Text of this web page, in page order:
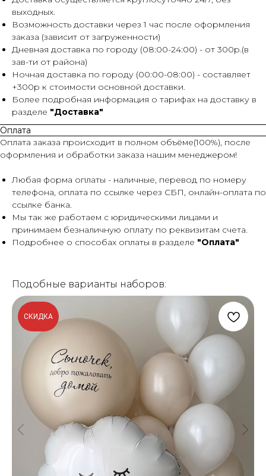
выходных.
Возможность доставки через 1 час после оформления
заказа (зависит от загруженности)
Дневная доставка по городу (08:00-24:00) - от 300р.(в
зав-ти от района)
Ночная доставка по городу (00:00-08:00) - составляет
+300р к стоимости основной доставки.
Более подробная информация о тарифах на доставку в
разделе "Доставка"
Оплата
Оплата заказа происходит в полном объёме(100%), после
оформления и обработки заказа нашим менеджером!
Любая форма оплаты - наличные, перевод по номеру
телефона, оплата по ссылке через СБП, онлайн-оплата по
ссылке банка.
Мы так же работаем с юридическими лицами и
принимаем безналичную оплату по реквизитам счета.
Подробнее о способах оплаты в разделе "Оплата"
Подобные варианты наборов:
СКИДКА